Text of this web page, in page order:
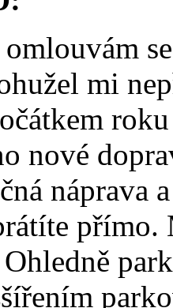
mi
nové
náprava
přímo.